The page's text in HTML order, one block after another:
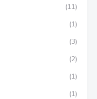
(11)
(1)
(3)
(2)
(1)
(1)